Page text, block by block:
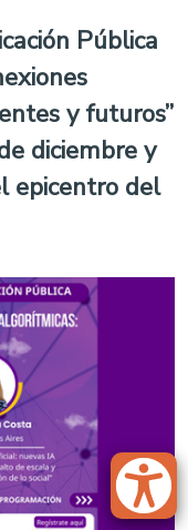
Pública
y futuros”
diciembre y
epicentro del